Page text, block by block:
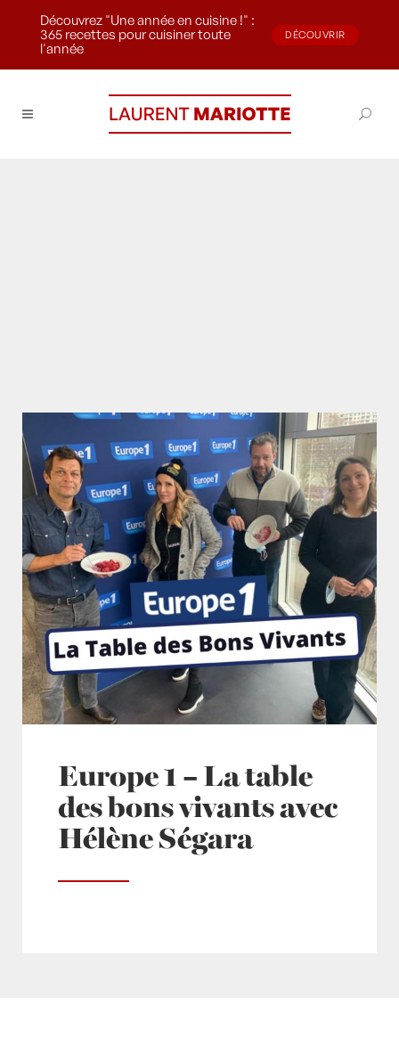
Découvrez "Une année en cuisine !" :
365 recettes pour cuisiner toute
l'année
DÉCOUVRIR
Europe 1 – La table
des bons vivants avec
Hélène Ségara